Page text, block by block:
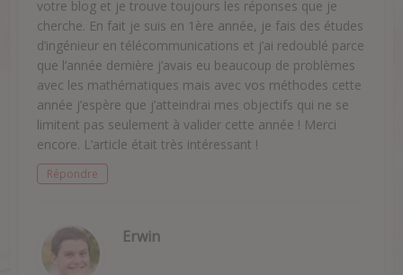
votre blog et je trouve toujours les réponses que je
cherche. En fait je suis en 1ère année, je fais des études
d’ingénieur en télécommunications et j’ai redoublé parce
que l’année dernière j’avais eu beaucoup de problèmes
avec les mathématiques mais avec vos méthodes cette
année j’espère que j’atteindrai mes objectifs qui ne se
limitent pas seulement à valider cette année ! Merci
encore. L’article était très intéressant !
Répondre
Erwin